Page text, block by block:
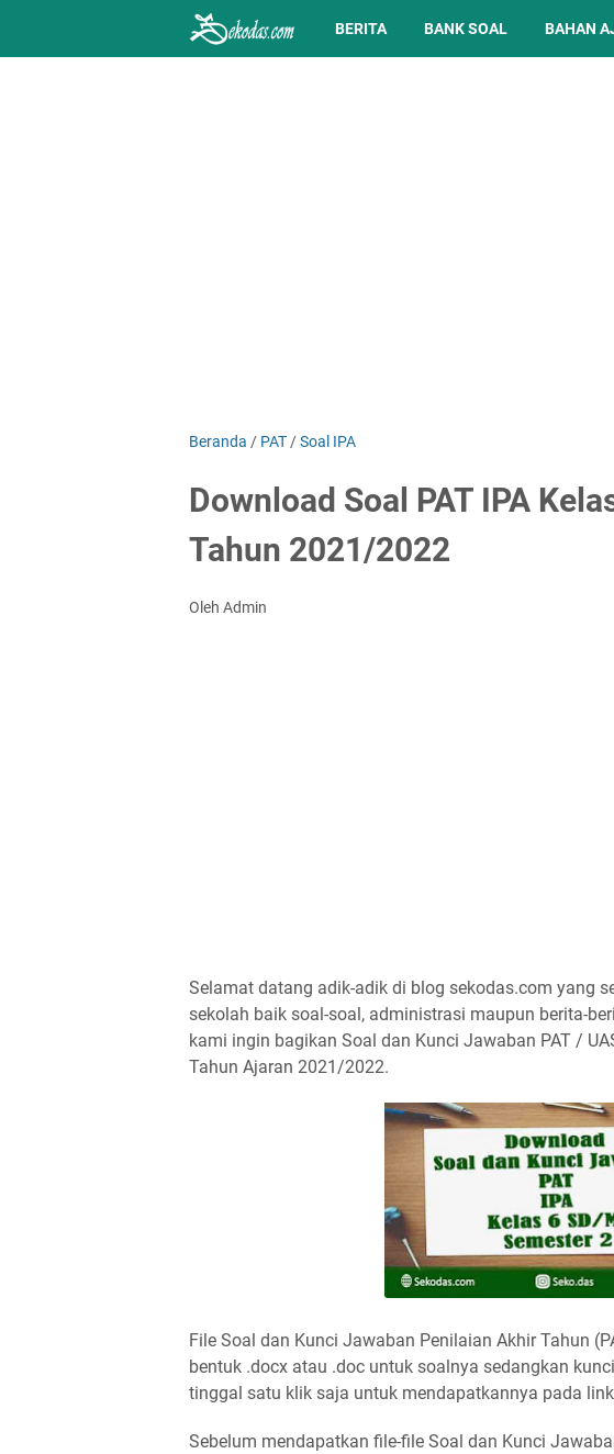
BERITA BANK SOAL BAHAN
Beranda / PAT /Soal IPA
Download Soal PAT IPA
Tahun 2021/2022
Oleh Admin
Selamat datang adik-adik di blog sekodas.com yang
sekolah baik soal-soal, administrasi maupun berita-
kami ingin bagikan Soal dan Kunci Jawaban PAT /
Tahun Ajaran 2021/2022.
File Soal dan Kunci Jawaban Penilaian Akhir Tahun
bentuk .docx atau .doc untuk soalnya sedangkan
tinggal satu klik saja untuk mendapatkannya pada
Sebelum mendapatkan file-file Soal dan Kunci